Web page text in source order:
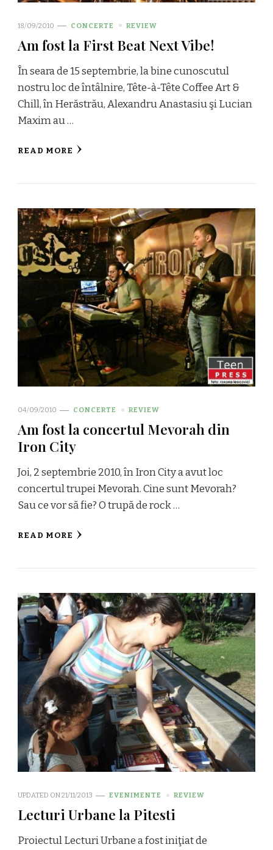
18/09/2010 CONCERTE REVIEW
Am fost la First Beat Next Vibe!
În seara de 15 septembrie, la bine cunoscutul
nostru loc de întâlnire, Tête-à-Tête Coffee Art &
Chill, în Herăstrău, Alexandru Anastasiu şi Lucian
Maxim au …
READ MORE
04/09/2010 CONCERTE REVIEW
Am fost la concertul Mevorah din
Iron City
Joi, 2 septembrie 2010, în Iron City a avut loc
concertul trupei Mevorah. Cine sunt Mevorah?
Sau ce vor să fie? O trupă de rock …
READ MORE
UPDATED ON21/11/2013 EVENIMENTE REVIEW
Lecturi Urbane la Pitesti
Proiectul Lecturi Urbane a fost iniţiat de